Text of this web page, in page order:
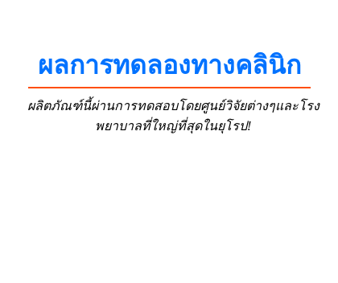
ผลการทดลองทางคลินิก
ผลิตภัณฑ์นี้ผ่านการทดสอบโดยศูนย์วิจัยต่างๆและโรง
พยาบาลที่ใหญ่ที่สุดในยุโรป!